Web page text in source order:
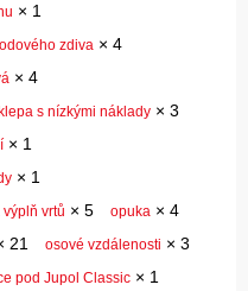
× 1
zdiva × 4
× 4
s nízkými náklady × 3
× 1
× 1
vrtů × 5 opuka × 4
21 osové vzdálenosti × 3
pod Jupol Classic × 1